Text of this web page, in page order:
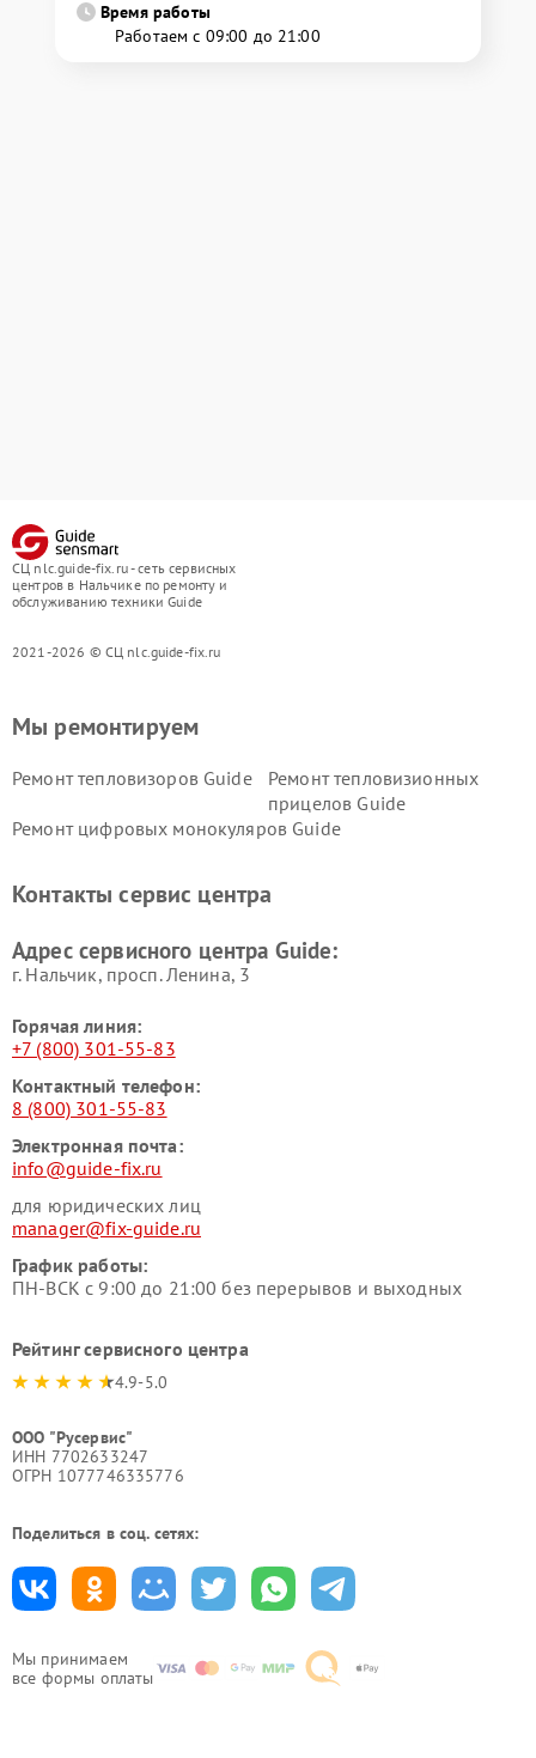
Время работы
Работаем с 09:00 до 21:00
СЦ nlc.guide-fix.ru - сеть сервисных
центров в Нальчике по ремонту и
обслуживанию техники Guide
2021-2026 © СЦ nlc.guide-fix.ru
Мы принимаем
все формы оплаты
Мы ремонтируем
Ремонт тепловизоров Guide
Ремонт тепловизионных
прицелов Guide
Ремонт цифровых монокуляров Guide
Контакты сервис центра
Адрес сервисного центра Guide:
г. Нальчик, просп. Ленина, 3
Горячая линия:
+7 (800) 301-55-83
Контактный телефон:
8 (800) 301-55-83
Электронная почта:
info@guide-fix.ru
для юридических лиц
manager@fix-guide.ru
График работы:
ПН-ВСК с 9:00 до 21:00 без перерывов и выходных
Рейтинг сервисного центра
4.9-5.0
ООО "Русервис"
ИНН 7702633247
ОГРН 1077746335776
Поделиться в соц. сетях: